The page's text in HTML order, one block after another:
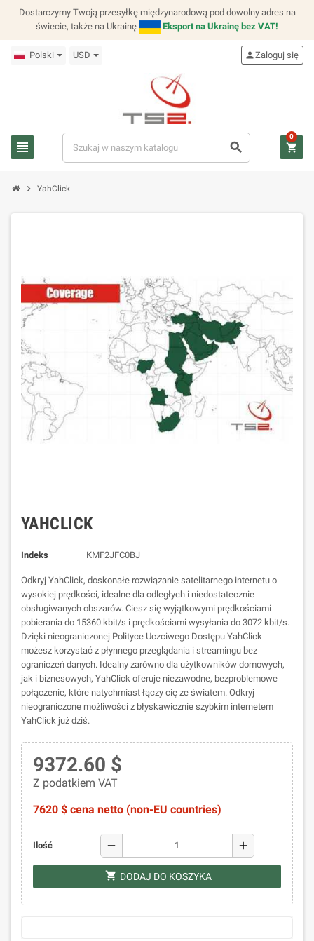
Dostarczymy Twoją przesyłkę międzynarodową pod dowolny adres na
świecie, także na Ukrainę
Eksport na Ukrainę bez VAT!
Polski USD
view_headline search
personZaloguj się
shopping_cart
0
chevron_right YahClick
YAHCLICK
Indeks KMF2JFC0BJ
Odkryj YahClick, doskonałe rozwiązanie satelitarnego internetu o
wysokiej prędkości, idealne dla odległych i niedostatecznie
obsługiwanych obszarów. Ciesz się wyjątkowymi prędkościami
pobierania do 15360 kbit/s i prędkościami wysyłania do 3072 kbit/s.
Dzięki nieograniczonej Polityce Uczciwego Dostępu YahClick
możesz korzystać z płynnego przeglądania i streamingu bez
ograniczeń danych. Idealny zarówno dla użytkowników domowych,
jak i biznesowych, YahClick oferuje niezawodne, bezproblemowe
połączenie, które natychmiast łączy cię ze światem. Odkryj
nieograniczone możliwości z błyskawicznie szybkim internetem
YahClick już dziś.
9372.60 $
Z podatkiem VAT
7620 $ cena netto (non-EU countries)
Ilość remove add
shopping_cart DODAJ DO KOSZYKA